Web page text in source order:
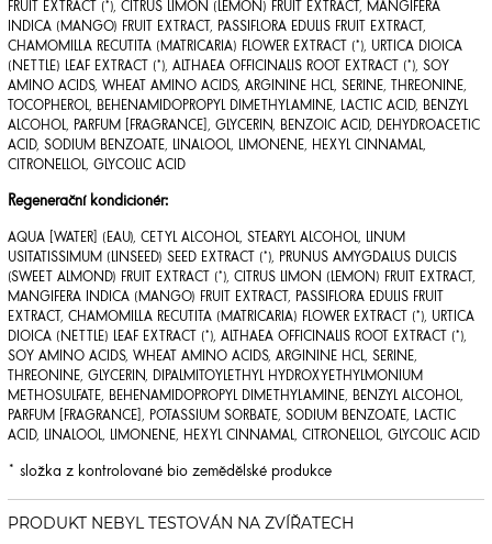
FRUIT EXTRACT (*), CITRUS LIMON (LEMON) FRUIT EXTRACT, MANGIFERA
INDICA (MANGO) FRUIT EXTRACT, PASSIFLORA EDULIS FRUIT EXTRACT,
CHAMOMILLA RECUTITA (MATRICARIA) FLOWER EXTRACT (*), URTICA DIOICA
(NETTLE) LEAF EXTRACT (*), ALTHAEA OFFICINALIS ROOT EXTRACT (*), SOY
AMINO ACIDS, WHEAT AMINO ACIDS, ARGININE HCL, SERINE, THREONINE,
TOCOPHEROL, BEHENAMIDOPROPYL DIMETHYLAMINE, LACTIC ACID, BENZYL
ALCOHOL, PARFUM [FRAGRANCE], GLYCERIN, BENZOIC ACID, DEHYDROACETIC
ACID, SODIUM BENZOATE, LINALOOL, LIMONENE, HEXYL CINNAMAL,
CITRONELLOL, GLYCOLIC ACID
Regenerační kondicionér:
AQUA [WATER] (EAU), CETYL ALCOHOL, STEARYL ALCOHOL, LINUM
USITATISSIMUM (LINSEED) SEED EXTRACT (*), PRUNUS AMYGDALUS DULCIS
(SWEET ALMOND) FRUIT EXTRACT (*), CITRUS LIMON (LEMON) FRUIT EXTRACT,
MANGIFERA INDICA (MANGO) FRUIT EXTRACT, PASSIFLORA EDULIS FRUIT
EXTRACT, CHAMOMILLA RECUTITA (MATRICARIA) FLOWER EXTRACT (*), URTICA
DIOICA (NETTLE) LEAF EXTRACT (*), ALTHAEA OFFICINALIS ROOT EXTRACT (*),
SOY AMINO ACIDS, WHEAT AMINO ACIDS, ARGININE HCL, SERINE,
THREONINE, GLYCERIN, DIPALMITOYLETHYL HYDROXYETHYLMONIUM
METHOSULFATE, BEHENAMIDOPROPYL DIMETHYLAMINE, BENZYL ALCOHOL,
PARFUM [FRAGRANCE], POTASSIUM SORBATE, SODIUM BENZOATE, LACTIC
ACID, LINALOOL, LIMONENE, HEXYL CINNAMAL, CITRONELLOL, GLYCOLIC ACID
* složka z kontrolované bio zemědělské produkce